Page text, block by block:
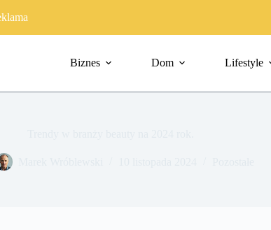
Biznes Dom Lifestyle